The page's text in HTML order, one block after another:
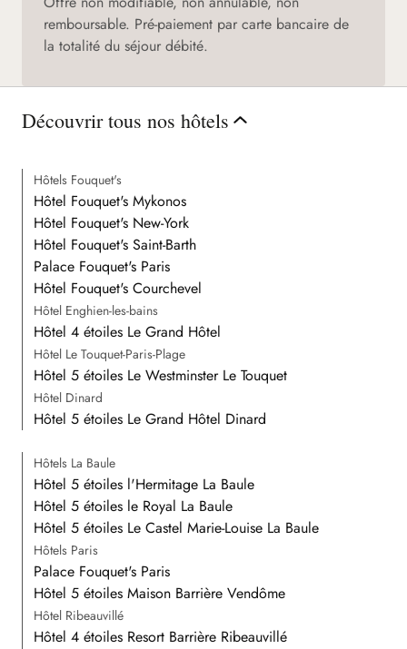
remboursable. Pré-paiement par carte bancaire de
la totalité du séjour débité.
Découvrir tous nos hôtels
Hôtels Fouquet's
Hôtel Fouquet's Mykonos
Hôtel Fouquet's New-York
Hôtel Fouquet's Saint-Barth
Palace Fouquet's Paris
Hôtel Fouquet's Courchevel
Hôtel Enghien-les-bains
Hôtel 4 étoiles Le Grand Hôtel
Hôtel Le Touquet-Paris-Plage
Hôtel 5 étoiles Le Westminster Le Touquet
Hôtel Dinard
Hôtel 5 étoiles Le Grand Hôtel Dinard
Hôtels La Baule
Hôtel 5 étoiles l'Hermitage La Baule
Hôtel 5 étoiles le Royal La Baule
Hôtel 5 étoiles Le Castel Marie-Louise La Baule
Hôtels Paris
Palace Fouquet's Paris
Hôtel 5 étoiles Maison Barrière Vendôme
Hôtel Ribeauvillé
Hôtel 4 étoiles Resort Barrière Ribeauvillé